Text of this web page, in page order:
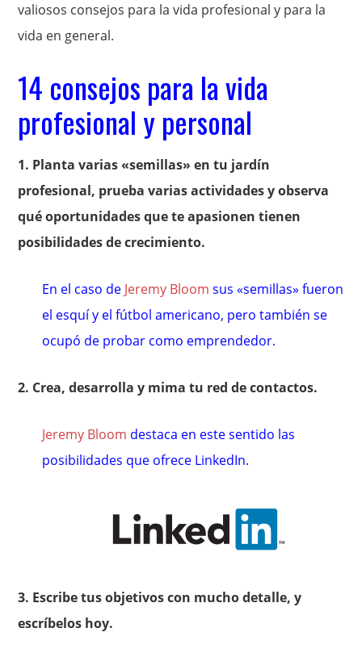
valiosos consejos para la vida profesional y para la
vida en general.
14 consejos para la vida
profesional y personal
1. Planta varias «semillas» en tu jardín
profesional, prueba varias actividades y observa
qué oportunidades que te apasionen tienen
posibilidades de crecimiento.
En el caso de Jeremy Bloom sus «semillas» fueron
el esquí y el fútbol americano, pero también se
ocupó de probar como emprendedor.
2. Crea, desarrolla y mima tu red de contactos.
Jeremy Bloom destaca en este sentido las
posibilidades que ofrece LinkedIn.
3. Escribe tus objetivos con mucho detalle, y
escríbelos hoy.